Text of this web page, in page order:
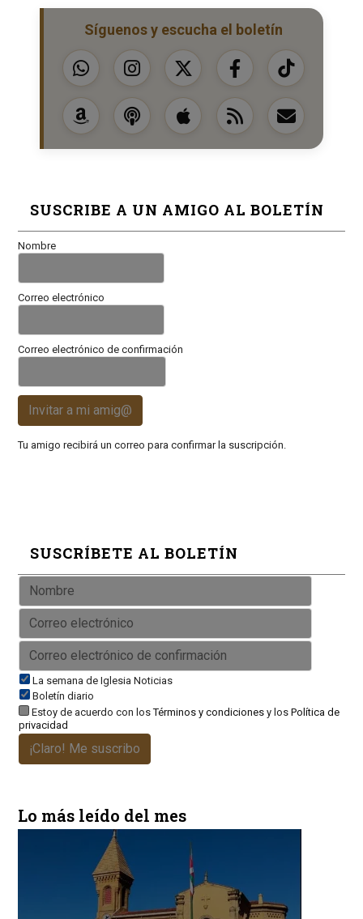
Síguenos y escucha el boletín
SUSCRIBE A UN AMIGO AL BOLETÍN
Nombre
Correo electrónico
Correo electrónico de confirmación
Invitar a mi amig@
Tu amigo recibirá un correo para confirmar la suscripción.
SUSCRÍBETE AL BOLETÍN
La semana de Iglesia Noticias
Boletín diario
Estoy de acuerdo con losTérminos y condicionesy los Política de
privacidad
¡Claro! Me suscribo
Lo más leído del mes